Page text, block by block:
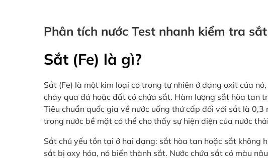
Phân tích nước Test nhanh kiểm tra
Sắt (Fe) là gì?
Sắt (Fe) là một kim loại có trong tự nhiên ở dạng oxit của
chảy qua đá hoặc đất có chứa sắt. Hàm lượng sắt hòa tan
Tiêu chuẩn quốc gia về nước uống thứ cấp đối với sắt là
trong nước bề mặt có thể cho thấy sự hiện diện của nước
Sắt chủ yếu tồn tại ở hai dạng: sắt hòa tan hoặc sắt không
sắt bị oxy hóa, nó biến thành sắt. Nước chứa sắt có màu